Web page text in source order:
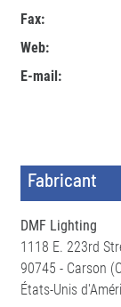
Fax:
Web:
E-mail:
Fabricant
DMF Lighting
1118 E. 223rd
90745 - Carson
États-Unis